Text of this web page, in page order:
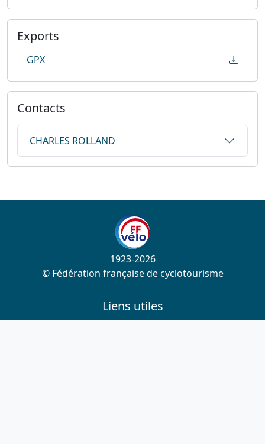
Exports
GPX
Contacts
CHARLES ROLLAND
1923-2026
© Fédération française de cyclotourisme
Liens utiles